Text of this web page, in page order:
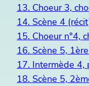
13. Choeur 3,
14. Scène 4
15. Choeur n°4,
16. Scène 5,
17. Intermède 4,
18. Scène 5,